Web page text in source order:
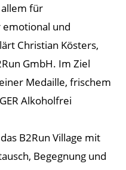
für
und
Christian Kösters,
GmbH. Im Ziel
Medaille, frischem
Alkoholfrei
B2Run Village mit
Begegnung und